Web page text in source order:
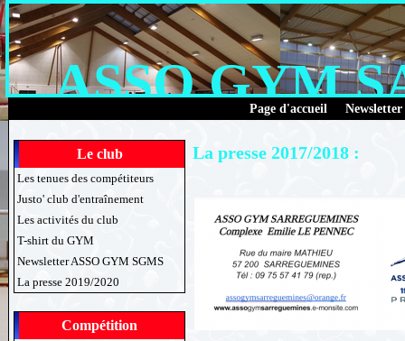
ASSO GYM
Page d'accueil Newsletter
Le club
Les tenues des compétiteurs
Justo' club d'entraînement
Les activités du club
T-shirt du GYM
Newsletter ASSO GYM SGMS
La presse 2019/2020
Compétition
La presse 2017/2018 :